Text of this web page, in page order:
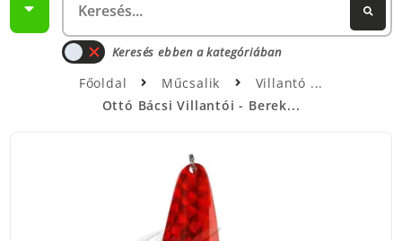
Keresés ebben a kategóriában
Főoldal Műcsalik
Villantó
Ottó Bácsi Villantói - Berek...